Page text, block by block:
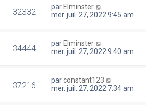
32332 par Elminster
mer. juil. 27, 2022 9:45 am
34444 par Elminster
mer. juil. 27, 2022 9:40 am
37216 parconstant123
mer. juil. 27, 2022 7:34 am